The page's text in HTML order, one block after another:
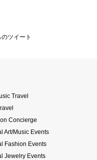
ツイート
Travel
Concierge
Art/Music Events
Fashion Events
Jewelry Events